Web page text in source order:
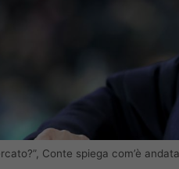
Conte spiega com’è